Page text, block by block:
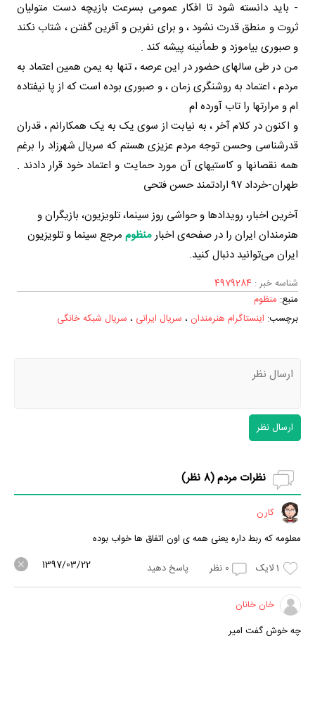
- باید دانسته شود تا افکار عمومی بسرعت بازیچه دست متولیان
ثروت و منطق قدرت نشود ، و برای نفرین و آفرین گفتن ، شتاب نکند
و صبوری بیاموزد و طمأنینه پیشه کند .
من در طی سالهای حضور در این عرصه ، تنها به یمن همین اعتماد به
مردم ، اعتماد به روشنگری زمان ، و صبوری بوده است که از پا نیفتاده
ام و مرارتها را تاب آورده ام
و اکنون در کلام آخر ، به نیابت از سوی یک به یک همکارانم ، قدران
قدرشناسی وحسن توجه مردم عزیزی هستم که سریال شهرزاد را برغم
همه نقصانها و کاستیهای آن مورد حمایت و اعتماد خود قرار دادند .
طهران-خرداد ٩٧ ارادتمند حسن فتحی
آخرین اخبار، رویدادها و حواشی روز سینما، تلویزیون، بازیگران و
هنرمندان ایران را در صفحه‌ی اخبارمنظوم مرجع سینما و تلویزیون
ایران می‌‌توانید دنبال کنید.
شناسه خبر : 4979284
منبع: منظوم
برچسب‌: اینستاگرام هنرمندان ، سریال ایرانی ، سریال شبکه خانگی
ارسال نظر
نظرات مردم (8 نظر)
کارن
معلومه که ربط داره یعنی همه ی اون اتفاق ها خواب بوده
1لایک 0 نظر پاسخ دهید 1397/03/22
خان خانان
چه خوش گفت امیر